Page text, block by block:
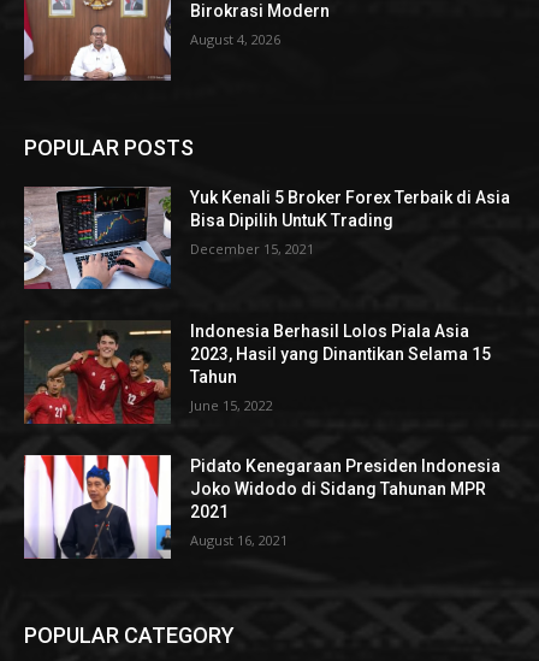
Birokrasi Modern
August 4, 2026
POPULAR POSTS
Yuk Kenali 5 Broker Forex Terbaik di Asia
Bisa Dipilih UntuK Trading
December 15, 2021
Indonesia Berhasil Lolos Piala Asia
2023, Hasil yang Dinantikan Selama 15
Tahun
June 15, 2022
Pidato Kenegaraan Presiden Indonesia
Joko Widodo di Sidang Tahunan MPR
2021
August 16, 2021
POPULAR CATEGORY